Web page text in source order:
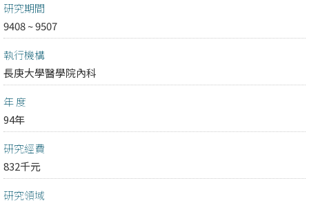
研究期間
9408 ~ 9507
執行機構
長庚大學醫學院內科
年 度
94年
研究經費
832千元
研究領域